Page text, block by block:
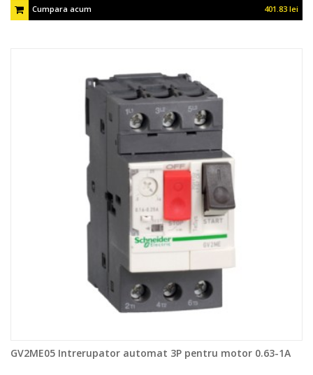
Cumpara acum
401.83 lei
GV2ME05 Intrerupator automat 3P pentru motor 0.63-1A